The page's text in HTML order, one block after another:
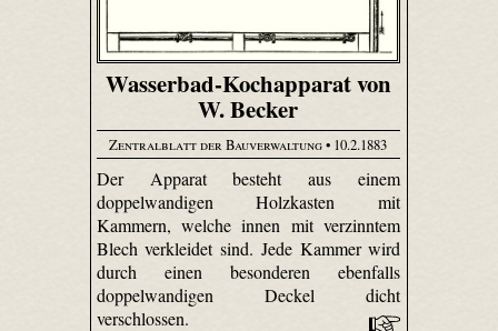
Wasserbad-Kochapparat von
W. Becker
Zentralblatt der Bauverwaltung• 10.2.1883
Der Apparat besteht aus einem
doppelwandigen Holzkasten mit
Kammern, welche innen mit verzinntem
Blech verkleidet sind. Jede Kammer wird
durch einen besonderen ebenfalls
doppelwandigen Deckel dicht
verschlossen.